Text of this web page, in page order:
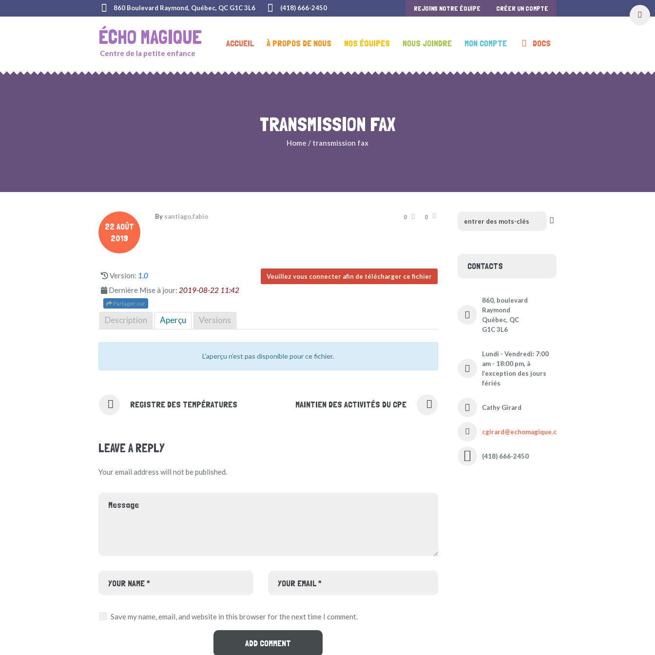
REJOINS NOTRE ÉQUIPE CRÉER UN COMPTE
860 Boulevard Raymond, Québec, QC G1C 3L6 (418) 666-2450
ÉCHO MAGIQUE
Centre de la petite enfance
ACCUEIL À PROPOS DE NOUS NOS ÉQUIPES NOUS JOINDRE MON COMPTE DOCS
TRANSMISSION FAX
Home / transmission fax
22 AOÛT
2019
By santiago.fabio 0 0
Veuillez vous connecter afin de télécharger ce fichier
Version: 1.0
Dernière Mise à jour: 2019-08-22 11:42
Partager sur
Description Aperçu Versions
L’aperçu n’est pas disponible pour ce fichier.
REGISTRE DES TEMPÉRATURES MAINTIEN DES ACTIVITÉS DU CPE
LEAVE A REPLY
Your email address will not be published.
Save my name, email, and website in this browser for the next time I comment.
CONTACTS
860, boulevard
Raymond
Québec, QC
G1C 3L6
Lundi - Vendredi: 7:00
am - 18:00 pm, à
l’exception des jours
fériés
Cathy Girard
cgirard@echomagique.com
(418) 666-2450